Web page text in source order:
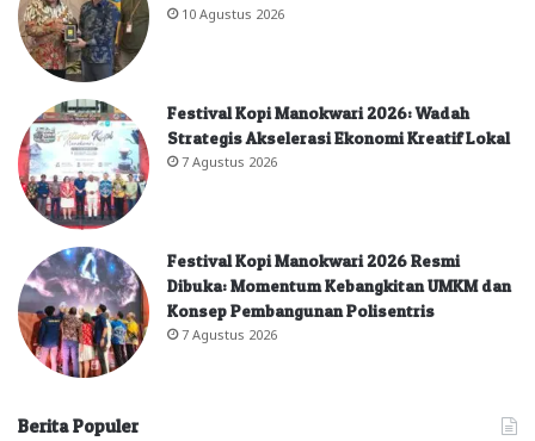
10 Agustus 2026
Festival Kopi Manokwari 2026: Wadah
Strategis Akselerasi Ekonomi Kreatif Lokal
7 Agustus 2026
Festival Kopi Manokwari 2026 Resmi
Dibuka: Momentum Kebangkitan UMKM dan
Konsep Pembangunan Polisentris
7 Agustus 2026
Berita Populer